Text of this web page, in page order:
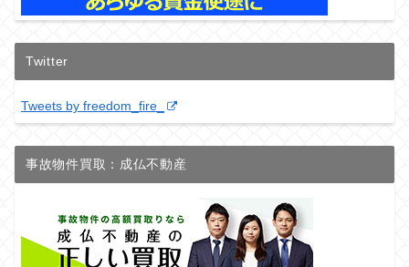
Twitter
Tweets by freedom_fire_
事故物件買取：成仏不動産